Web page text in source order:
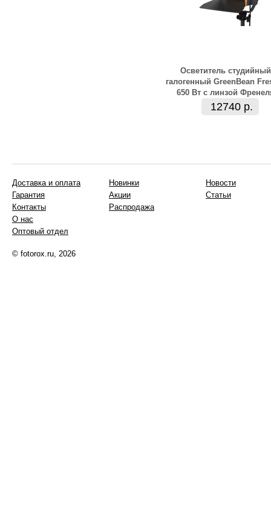
Осветитель студийный
галогенный GreenBean
650 Вт с линзой
12740 р.
Доставка и оплата
Гарантия
Контакты
О нас
Оптовый отдел
Новинки
Акции
Распродажа
Новости
Статьи
© fotorox.ru, 2026